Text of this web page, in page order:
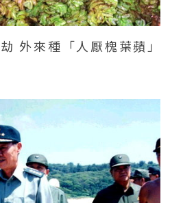
外來種「人厭槐葉蘋」